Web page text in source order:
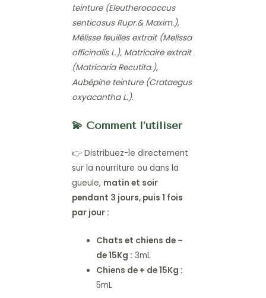
teinture (Eleutherococcus
senticosus Rupr.& Maxim.),
Mélisse feuilles extrait (Melissa
officinalis L.), Matricaire extrait
(Matricaria Recutita.),
Aubépine teinture (Crataegus
oxyacantha L.).
💫 Comment l’utiliser
👉 Distribuez-le directement
sur la nourriture ou dans la
gueule, matin et soir
pendant 3 jours, puis 1 fois
par jour :
Chats et chiens de –
de 15Kg : 3mL
Chiens de + de 15Kg :
5mL